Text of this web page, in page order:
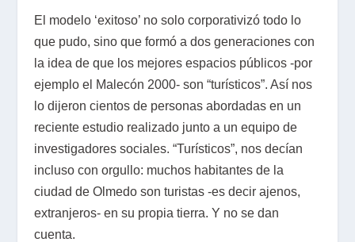
El modelo ‘exitoso’ no solo corporativizó todo lo
que pudo, sino que formó a dos generaciones con
la idea de que los mejores espacios públicos -por
ejemplo el Malecón 2000- son “turísticos”. Así nos
lo dijeron cientos de personas abordadas en un
reciente estudio realizado junto a un equipo de
investigadores sociales. “Turísticos”, nos decían
incluso con orgullo: muchos habitantes de la
ciudad de Olmedo son turistas -es decir ajenos,
extranjeros- en su propia tierra. Y no se dan
cuenta.